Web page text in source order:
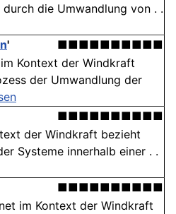
die Umwandlung von . .
'
■■■■■■■■■■
Kontext der Windkraft
der Umwandlung der
■■■■■■■■■■
der Windkraft bezieht
Systeme innerhalb einer . .
■■■■■■■■■■
im Kontext der Windkraft